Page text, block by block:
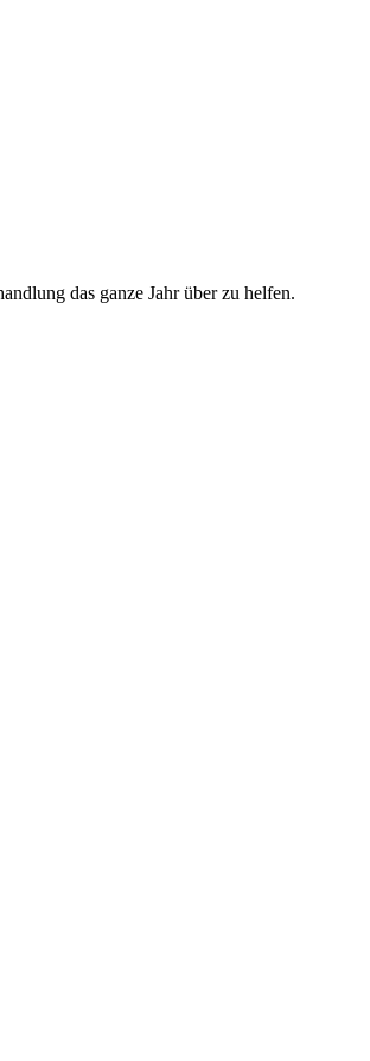
das ganze Jahr über zu helfen.